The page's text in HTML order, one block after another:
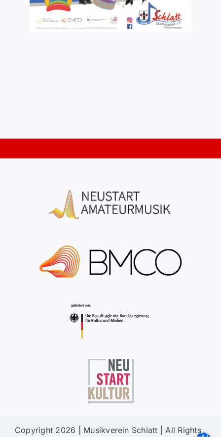
Copyright 2026 | Musikverein Schlatt | All Rights